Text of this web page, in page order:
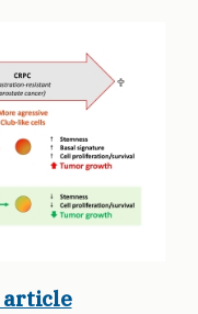
article